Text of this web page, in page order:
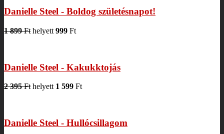
Danielle Steel - Boldog születésnapot!
1 899 Ft helyett 999 Ft
Danielle Steel - Kakukktojás
2 395 Fthelyett 1 599 Ft
Danielle Steel - Hullócsillagom